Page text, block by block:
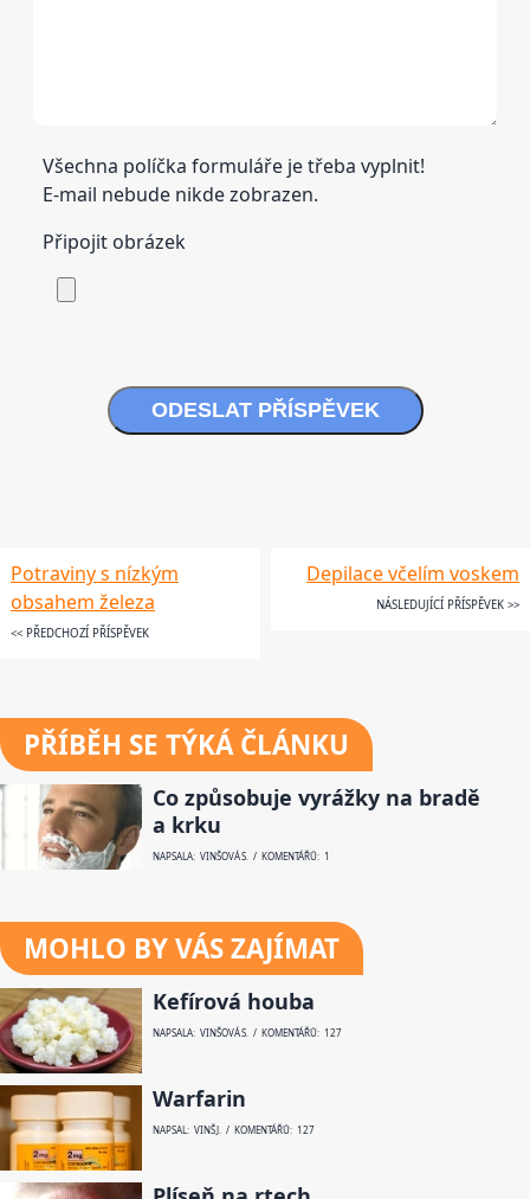
Všechna políčka formuláře je třeba vyplnit!
E-mail nebude nikde zobrazen.
Připojit obrázek
ODESLAT PŘÍSPĚVEK
Potraviny s nízkým
obsahem železa
<< PŘEDCHOZÍ PŘÍSPĚVEK
Depilace včelím voskem
NÁSLEDUJÍCÍ PŘÍSPĚVEK >>
PŘÍBĚH SE TÝKÁ ČLÁNKU
Co způsobuje vyrážky na bradě
a krku
NAPSALA: VINŠOVÁ S. / KOMENTÁŘŮ: 1
MOHLO BY VÁS ZAJÍMAT
Kefírová houba
NAPSALA: VINŠOVÁ S. / KOMENTÁŘŮ: 127
Warfarin
NAPSAL: VINŠ J. / KOMENTÁŘŮ: 127